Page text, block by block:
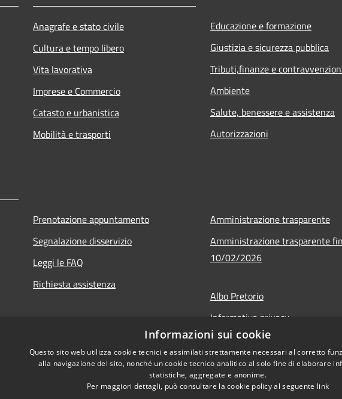
Anagrafe e stato civile
Cultura e tempo libero
Vita lavorativa
Imprese e Commercio
Catasto e urbanistica
Mobilità e trasporti
Educazione e formazione
Giustizia e sicurezza pubblica
Tributi,finanze e
Ambiente
Salute, benessere e assistenza
Autorizzazioni
Prenotazione appuntamento
Segnalazione disservizio
Leggi le FAQ
Richiesta assistenza
Amministrazione trasparente
Amministrazione trasparente
10/02/2026
Albo Pretorio
Informativa privacy
Note legali
Dichiarazione di accessibilità
Informazioni sui cookie
Questo sito web utilizza cookie tecnici e assimilati strettamente necessari al corretto
alla navigazione del sito, nonché un cookie tecnico analitico al solo fine di elaborare
statistiche, aggregate e anonime.
Per maggiori dettagli, può consultare la cookie policy al seguente link